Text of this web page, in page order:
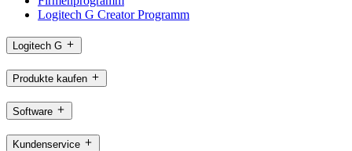
Logitech G Creator Programm
Logitech G
Produkte kaufen
Software
Kundenservice